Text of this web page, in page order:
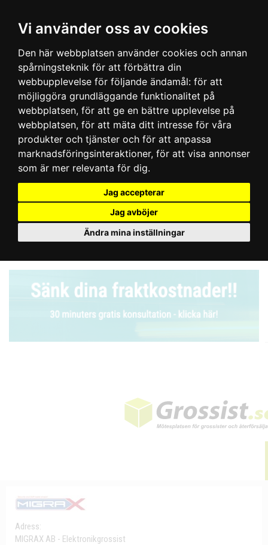
Vi använder oss av cookies
Den här webbplatsen använder cookies och annan
spårningsteknik för att förbättra din
webbupplevelse för följande ändamål: för att
möjliggöra grundläggande funktionalitet på
webbplatsen, för att ge en bättre upplevelse på
webbplatsen, för att mäta ditt intresse för våra
produkter och tjänster och för att anpassa
marknadsföringsinteraktioner, för att visa annonser
som är mer relevanta för dig.
Jag accepterar
Jag avböjer
Ändra mina inställningar
Adress:
MIGRAX AB - Elektronikgrossist